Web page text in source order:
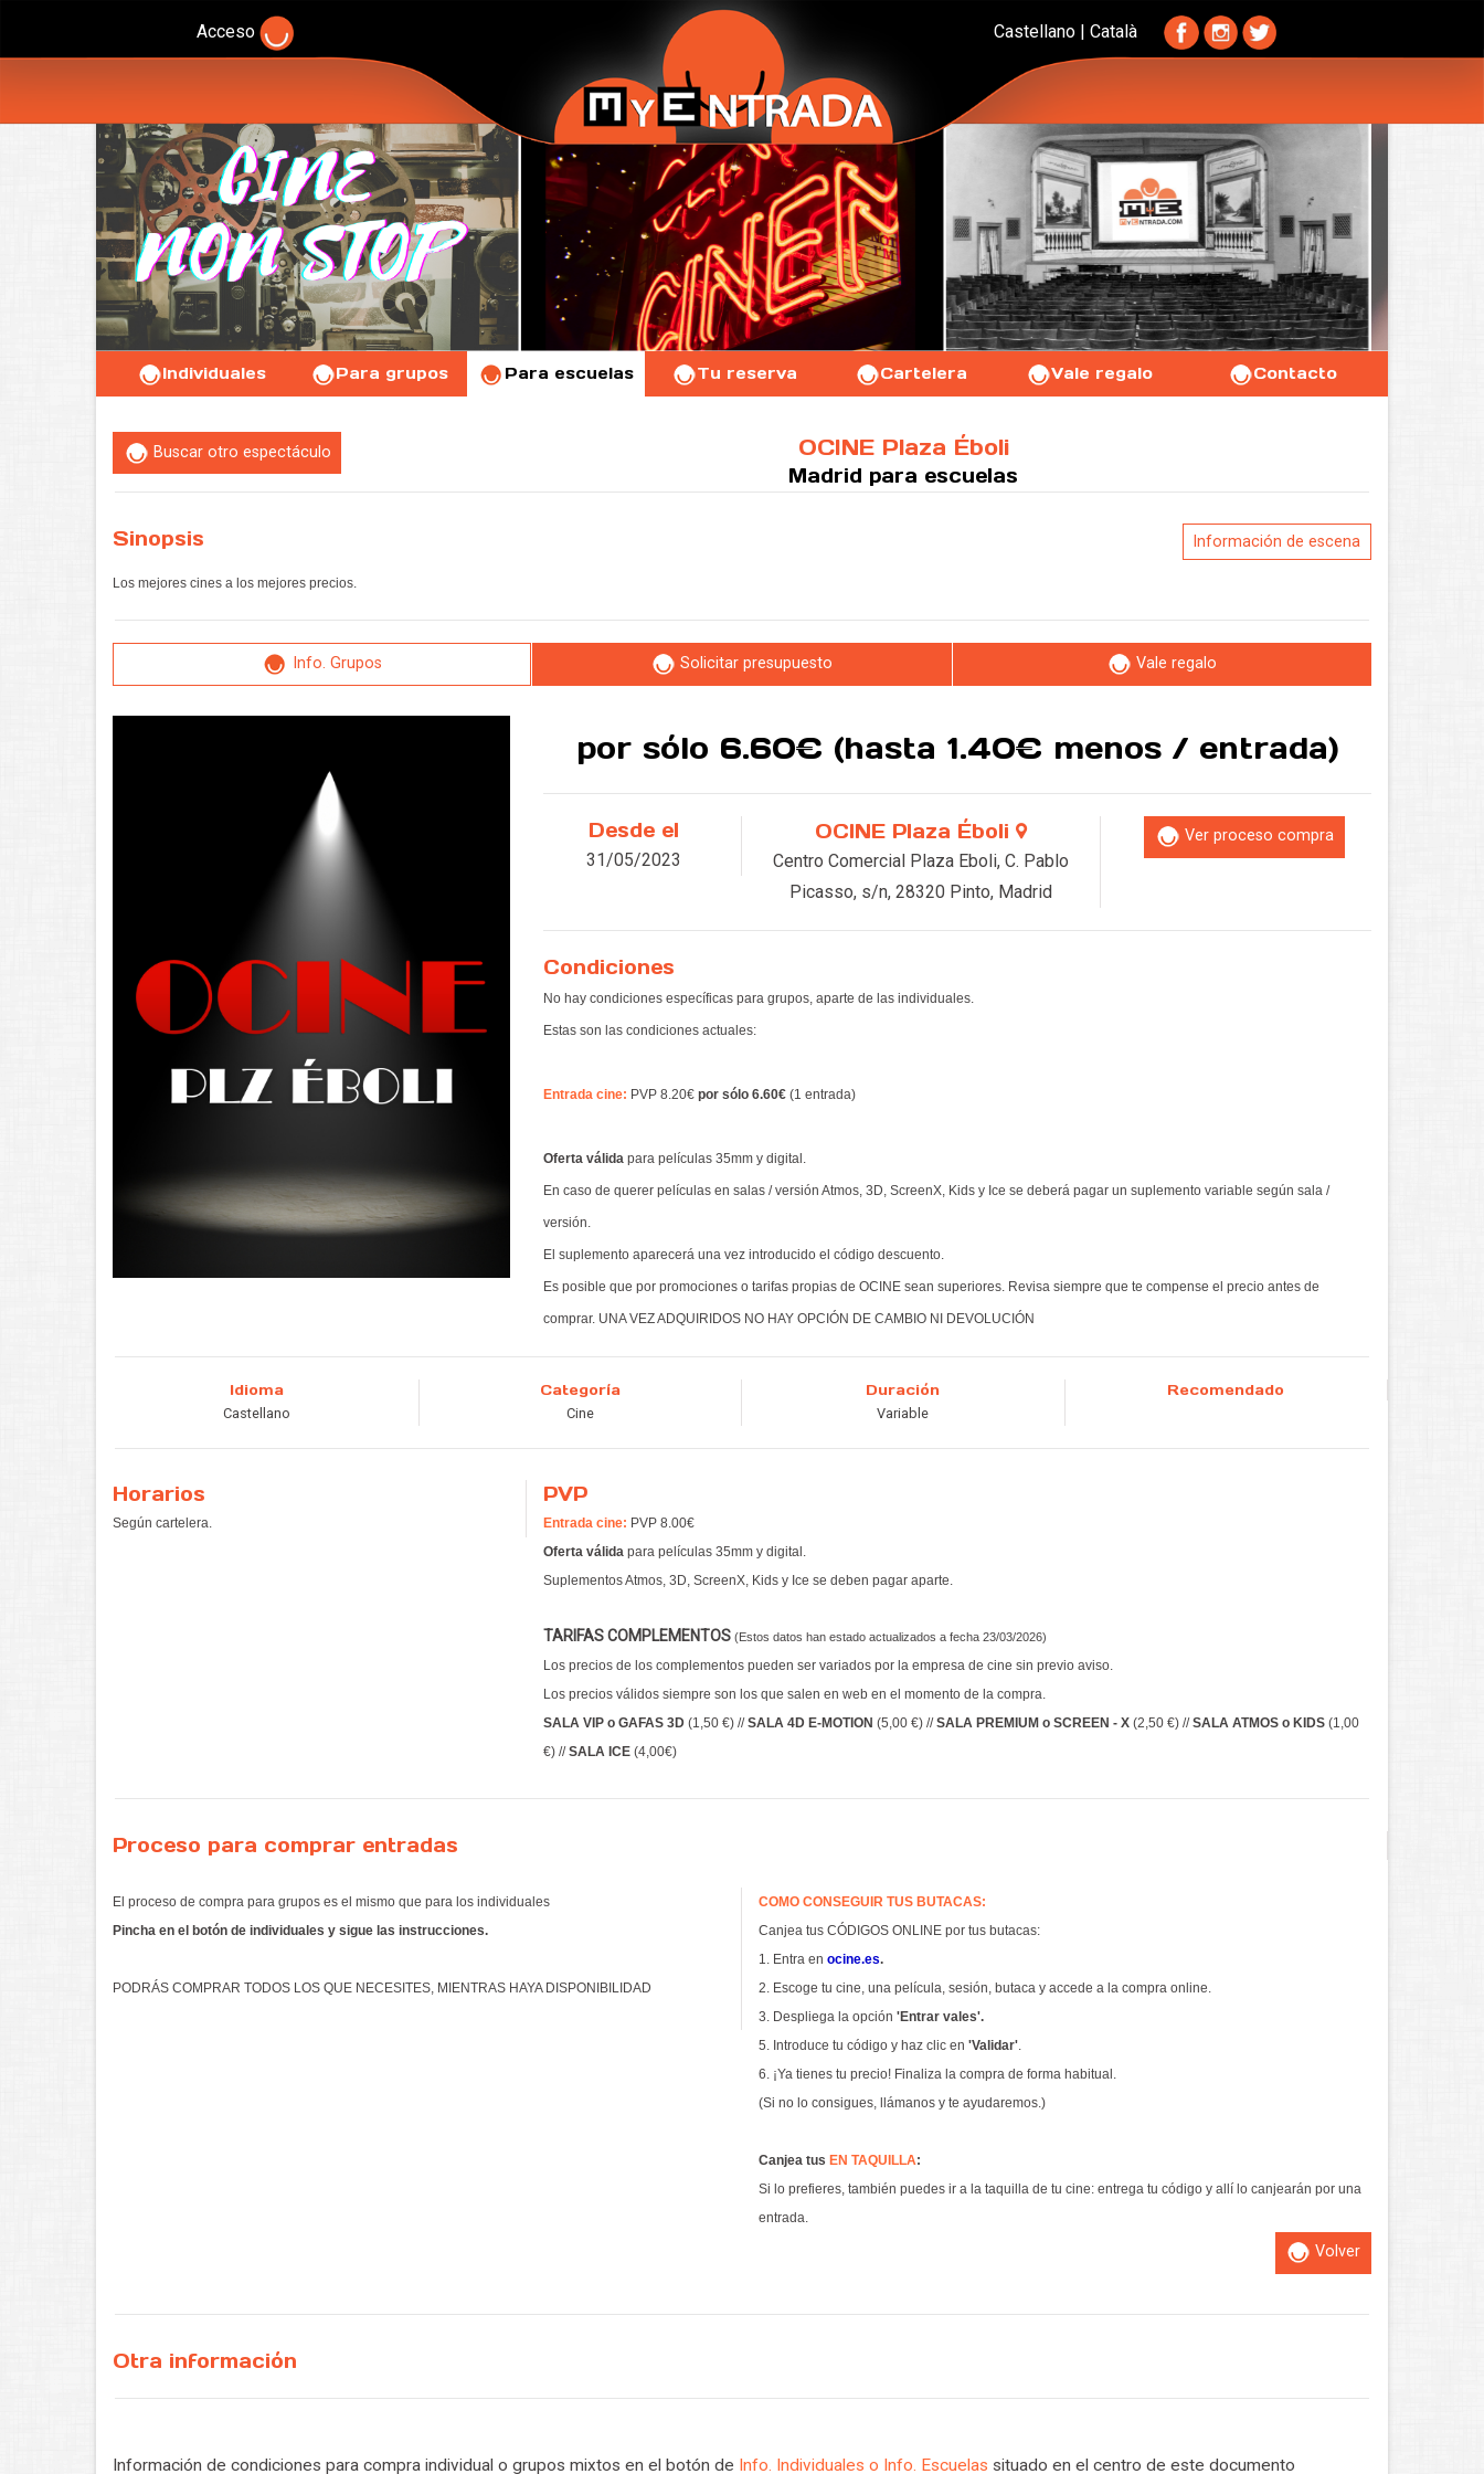
Acceso Castellano |Català
Individuales Para grupos Para escuelas Tu reserva Cartelera Vale regalo Contacto
Buscar otro espectáculo OCINE Plaza Éboli
Madrid para escuelas
Sinopsis Información de escena
Leer más
Los mejores cines a los mejores precios.
Info. Grupos Solicitar presupuesto Vale regalo
por sólo 6.60€ (hasta 1.40€ menos / entrada)
Desde el
31/05/2023
OCINE Plaza Éboli
Centro Comercial Plaza Eboli, C. Pablo
Picasso, s/n, 28320 Pinto, Madrid
Ver proceso compra
Condiciones
No hay condiciones específicas para grupos, aparte de las individuales.
Estas son las condiciones actuales:
Entrada cine: PVP 8.20€ por sólo 6.60€ (1 entrada)
Oferta válida para películas 35mm y digital.
En caso de querer películas en salas / versión Atmos, 3D, ScreenX, Kids y Ice se deberá pagar un suplemento variable según sala /
versión.
El suplemento aparecerá una vez introducido el código descuento.
Es posible que por promociones o tarifas propias de OCINE sean superiores. Revisa siempre que te compense el precio antes de
comprar. ​UNA VEZ ADQUIRIDOS NO HAY OPCIÓN DE CAMBIO NI DEVOLUCIÓN
Idioma
Castellano
Categoría
Cine
Duración
Variable
Recomendado
Horarios
Según cartelera.
PVP
Entrada cine: PVP 8.00€
Oferta válida para películas 35mm y digital.
Suplementos Atmos, 3D, ScreenX, Kids y Ice se deben pagar aparte.
TARIFAS COMPLEMENTOS (Estos datos han estado actualizados a fecha 23/03/2026)
Los precios de los complementos pueden ser variados por la empresa de cine sin previo aviso.
Los precios válidos siempre son los que salen en web en el momento de la compra.
SALA VIP o GAFAS 3D (1,50 €) //SALA 4D E-MOTION (5,00 €) //SALA PREMIUM o SCREEN - X (2,50 €) //SALA ATMOS o KIDS (1,00
€) //SALA ICE (4,00€)
Proceso para comprar entradas
El proceso de compra para grupos es el mismo que para los individuales
Pincha en el botón de individuales y sigue las instrucciones.
PODRÁS COMPRAR TODOS LOS QUE NECESITES, MIENTRAS HAYA DISPONIBILIDAD
COMO CONSEGUIR TUS BUTACAS:
Canjea tus CÓDIGOS ONLINE por tus butacas:
1. Entra en ocine.es.
2. Escoge tu cine, una película, sesión, butaca y accede a la compra online.
3. Despliega la opción 'Entrar vales'.
5. Introduce tu código y haz clic en 'Validar'.
6. ¡Ya tienes tu precio! Finaliza la compra de forma habitual.
(Si no lo consigues, llámanos y te ayudaremos.)
Canjea tus EN TAQUILLA:
Si lo prefieres, también puedes ir a la taquilla de tu cine: entrega tu código y allí lo canjearán por una
entrada.
Volver
Otra información
Información de condiciones para compra individual o grupos mixtos en el botón de Info. Individuales o Info. Escuelas situado en el centro de este documento